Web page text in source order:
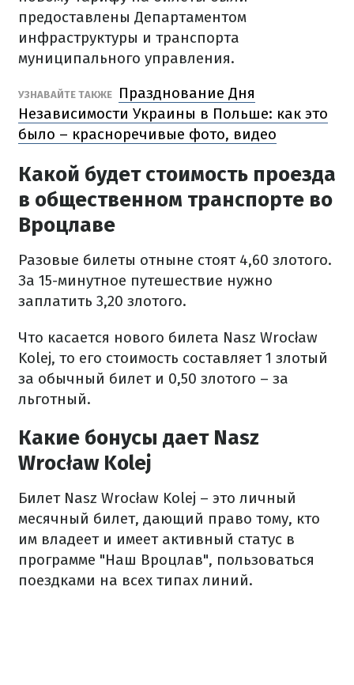
предоставлены Департаментом
инфраструктуры и транспорта
муниципального управления.
УЗНАВАЙТЕ ТАКЖЕ
Празднование Дня
Независимости Украины в Польше: как это
было – красноречивые фото, видео
Какой будет стоимость проезда
в общественном транспорте во
Вроцлаве
Разовые билеты отныне стоят 4,60 злотого.
За 15-минутное путешествие нужно
заплатить 3,20 злотого.
Что касается нового билета Nasz Wrocław
Kolej, то его стоимость составляет 1 злотый
за обычный билет и 0,50 злотого – за
льготный.
Какие бонусы дает Nasz
Wrocław Kolej
Билет Nasz Wrocław Kolej – это личный
месячный билет, дающий право тому, кто
им владеет и имеет активный статус в
программе "Наш Вроцлав", пользоваться
поездками на всех типах линий.